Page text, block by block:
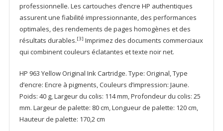
professionnelle. Les cartouches d’encre HP authentiques
assurent une fiabilité impressionnante, des performances
optimales, des rendements de pages homogènes et des
résultats durables.[3] Imprimez des documents commerciaux
qui combinent couleurs éclatantes et texte noir net.
HP 963 Yellow Original Ink Cartridge. Type: Original, Type
d’encre: Encre à pigments, Couleurs d’impression: Jaune.
Poids: 40 g, Largeur du colis: 114 mm, Profondeur du colis: 25
mm. Largeur de palette: 80 cm, Longueur de palette: 120 cm,
Hauteur de palette: 170,2 cm